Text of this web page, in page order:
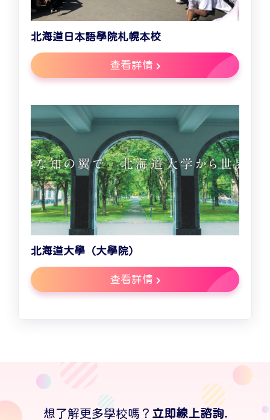
北海道日本語學院札幌本校
查看詳情
北海道大學（大學院）
查看詳情
想了解更多學校嗎？ 立即線上諮詢.